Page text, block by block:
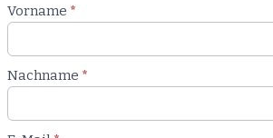
Newsletter
Blog
Vorname *
Nachname *